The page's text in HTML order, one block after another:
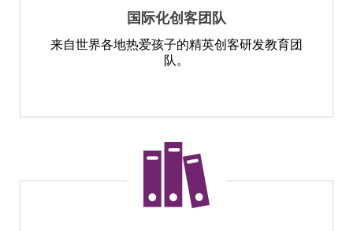
国际化创客团队
来自世界各地热爱孩子的精英创客研发教育团
队。